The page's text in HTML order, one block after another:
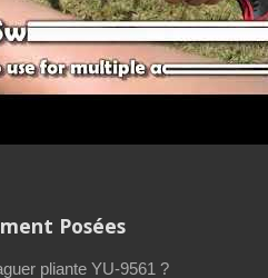
Posées
pliante YU-9561 ?